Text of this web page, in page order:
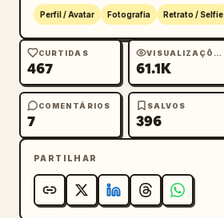
Perfil / Avatar Fotografia Retrato / Selfie
CURTIDAS
467
VISUALIZAÇÕES
61.1K
COMENTÁRIOS
7
SALVOS
396
PARTILHAR